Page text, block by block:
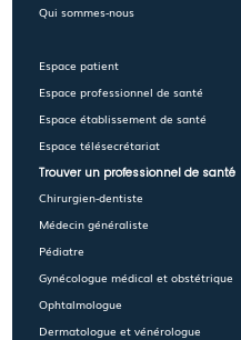
Qui sommes-nous
Espace patient
Espace professionnel de santé
Espace établissement de santé
Espace télésecrétariat
Trouver un professionnel de santé
Chirurgien-dentiste
Médecin généraliste
Pédiatre
Gynécologue médical et obstétrique
Ophtalmologue
Dermatologue et vénérologue